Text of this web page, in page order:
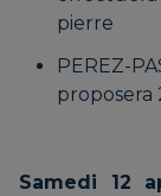
Bar
pierre
PEREZ-
proposera
Samedi 12